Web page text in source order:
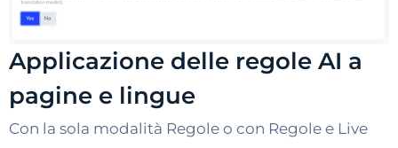
Applicazione delle regole AI a
pagine e lingue
Con la sola modalità Regole o con Regole e Live